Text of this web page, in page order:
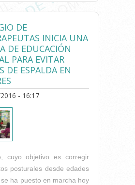
CERO CON ENRIQUE LLUCH:
LA LUMBALGIA Y LA JORNADA
INTERNACIONAL DEL ICOFCV
DE
INICIA UNA
DE EDUCACIÓN
PARA EVITAR
DE ESPALDA EN
- 16:17
cuyo objetivo es corregir
posturales desde edades
ha puesto en marcha hoy